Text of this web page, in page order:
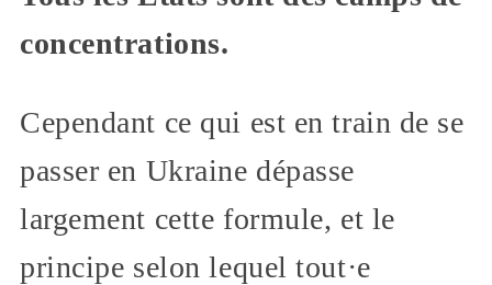
concentrations.
Cependant ce qui est en train de se
passer en Ukraine dépasse
largement cette formule, et le
principe selon lequel tout·e